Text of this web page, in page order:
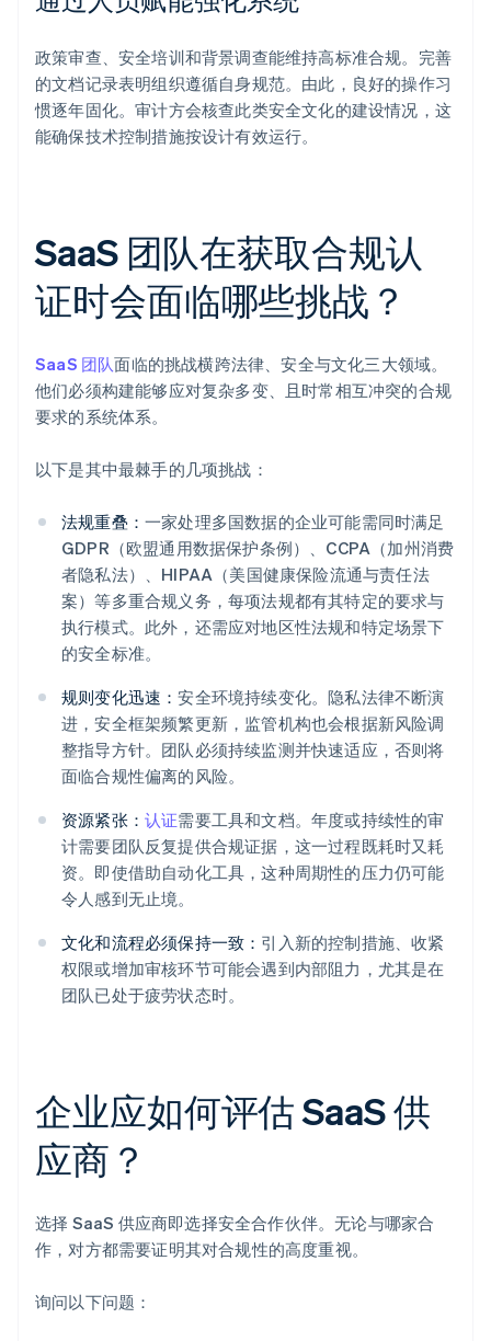
政策审查、安全培训和背景调查能维持高标准合规。完善
的文档记录表明组织遵循自身规范。由此，良好的操作习
惯逐年固化。审计方会核查此类安全文化的建设情况，这
能确保技术控制措施按设计有效运行。
SaaS 团队在获取合规认
证时会面临哪些挑战？
SaaS 团队面临的挑战横跨法律、安全与文化三大领域。
他们必须构建能够应对复杂多变、且时常相互冲突的合规
要求的系统体系。
以下是其中最棘手的几项挑战：
法规重叠： 一家处理多国数据的企业可能需同时满足
GDPR（欧盟通用数据保护条例）、CCPA（加州消费
者隐私法）、HIPAA（美国健康保险流通与责任法
案）等多重合规义务，每项法规都有其特定的要求与
执行模式。此外，还需应对地区性法规和特定场景下
的安全标准。
规则变化迅速：安全环境持续变化。隐私法律不断演
进，安全框架频繁更新，监管机构也会根据新风险调
整指导方针。团队必须持续监测并快速适应，否则将
面临合规性偏离的风险。
资源紧张： 认证需要工具和文档。年度或持续性的审
计需要团队反复提供合规证据，这一过程既耗时又耗
资。即使借助自动化工具，这种周期性的压力仍可能
令人感到无止境。
文化和流程必须保持一致： 引入新的控制措施、收紧
权限或增加审核环节可能会遇到内部阻力，尤其是在
团队已处于疲劳状态时。
企业应如何评估 SaaS 供
应商？
选择 SaaS 供应商即选择安全合作伙伴。无论与哪家合
作，对方都需要证明其对合规性的高度重视。
询问以下问题：